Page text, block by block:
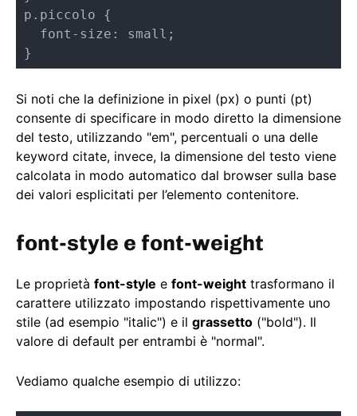
p.piccolo {
}
Si noti che la definizione in pixel (px) o punti (pt)
consente di specificare in modo diretto la dimensione
del testo, utilizzando "em", percentuali o una delle
keyword citate, invece, la dimensione del testo viene
calcolata in modo automatico dal browser sulla base
dei valori esplicitati per l’elemento contenitore.
font-style e font-weight
Le proprietà font-style e font-weight trasformano il
carattere utilizzato impostando rispettivamente uno
stile (ad esempio "italic") e il grassetto ("bold"). Il
valore di default per entrambi è "normal".
Vediamo qualche esempio di utilizzo: